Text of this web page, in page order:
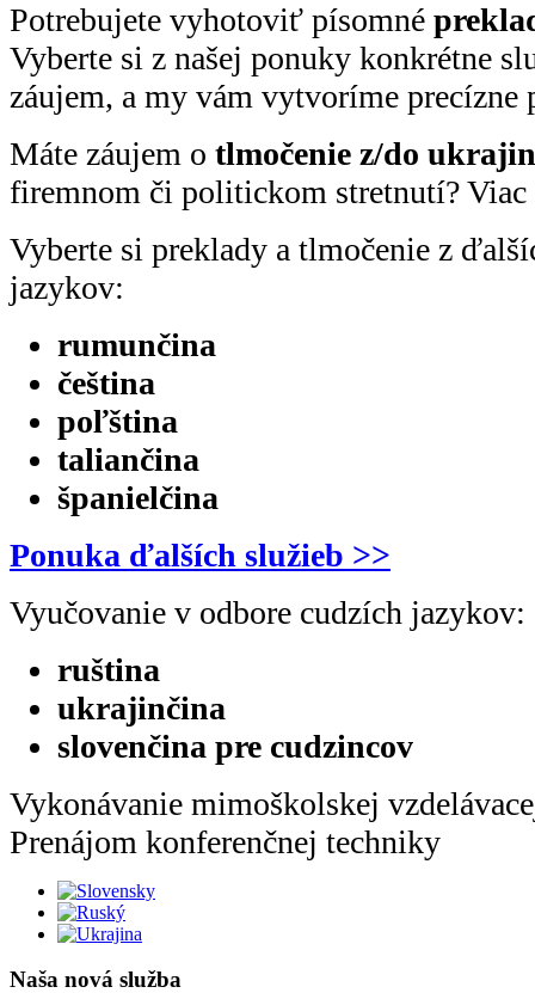
Potrebujete vyhotoviť písomné
Vyberte si z našej ponuky konkrétne
záujem, a my vám vytvoríme precízne
Máte záujem o tlmočenie z/do
firemnom či politickom stretnutí?
Vyberte si preklady a tlmočenie z
jazykov:
rumunčina
čeština
poľština
taliančina
španielčina
Ponuka ďalších služieb >>
Vyučovanie v odbore cudzích jazykov:
ruština
ukrajinčina
slovenčina pre cudzincov
Vykonávanie mimoškolskej
Prenájom konferenčnej techniky
Naša nová služba